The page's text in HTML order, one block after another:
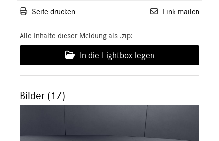
Seite drucken Link mailen
Alle Inhalte dieser Meldung als .zip:
In die Lightbox legen
Bilder (17)